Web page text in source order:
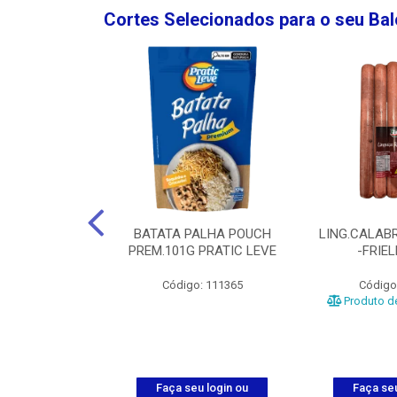
Cortes Selecionados para o seu
BATATA PALHA POUCH
PREM.101G PRATIC LEVE
Código: 111365
Faça seu login ou
-
Produto
Faça